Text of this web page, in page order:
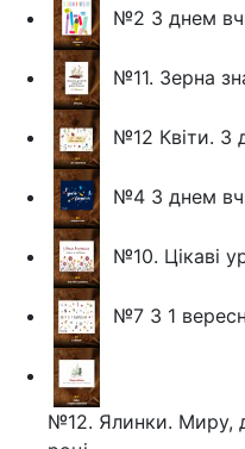
№2 З днем
№11. Зерна
№12 Квіти. З
№4 З днем
№10. Цікаві
№7 З 1
№12. Ялинки. Миру,